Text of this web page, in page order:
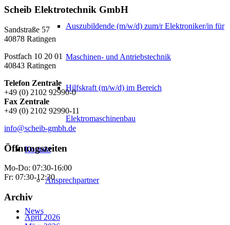
Auszubildende (m/w/d) zum/r Elektroniker/in für
Maschinen- und Antriebstechnik
Hilfskraft (m/w/d) im Bereich
Elektromaschinenbau
Kontakt
Ansprechpartner
News
Scheib Elektrotechnik GmbH
Sandstraße 57
40878 Ratingen
Postfach 10 20 01
40843 Ratingen
Telefon Zentrale
+49 (0) 2102 92990-0
Fax Zentrale
+49 (0) 2102 92990-11
info@scheib-gmbh.de
Öffnungszeiten
Mo-Do: 07:30-16:00
Fr: 07:30-12:30
Archiv
April 2026